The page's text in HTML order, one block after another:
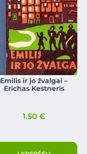
Emilis ir jo žvalgai –
Erichas Kestneris
1.50 €